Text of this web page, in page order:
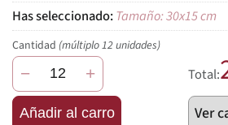
Tamaño: 30x15 cm
Cantidad (múltiplo 12 unidades)
− +
Añadir al carro
Total:
Ver